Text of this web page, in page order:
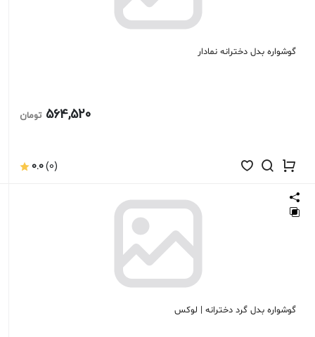
گوشواره بدل دخترانه نمادار
564,520 تومان
0.0(0)
گوشواره بدل گرد دخترانه | لوکس